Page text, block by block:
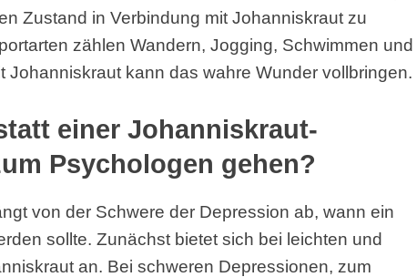
Zustand in Verbindung mit Johanniskraut zu
zählen Wandern, Jogging, Schwimmen und
Johanniskraut kann das wahre Wunder vollbringen.
einer Johanniskraut-
Psychologen gehen?
von der Schwere der Depression ab, wann ein
sollte. Zunächst bietet sich bei leichten und
an. Bei schweren Depressionen, zum